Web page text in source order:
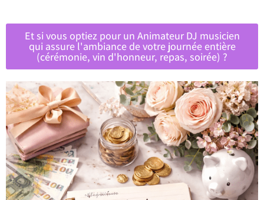
Et si vous optiez pour un Animateur DJ musicien
qui assure l'ambiance de votre journée entière
(cérémonie, vin d'honneur, repas, soirée) ?